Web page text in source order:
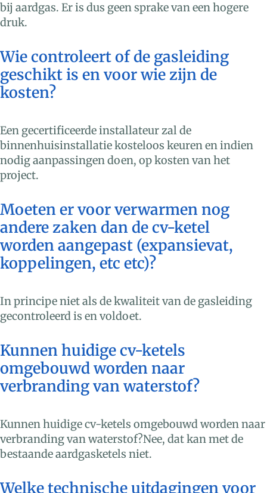
bij aardgas. Er is dus geen sprake van een hogere
druk.
Wie controleert of de gasleiding
geschikt is en voor wie zijn de
kosten?
Een gecertificeerde installateur zal de
binnenhuisinstallatie kosteloos keuren en indien
nodig aanpassingen doen, op kosten van het
project.
Moeten er voor verwarmen nog
andere zaken dan de cv-ketel
worden aangepast (expansievat,
koppelingen, etc etc)?
In principe niet als de kwaliteit van de gasleiding
gecontroleerd is en voldoet.
Kunnen huidige cv-ketels
omgebouwd worden naar
verbranding van waterstof?
Kunnen huidige cv-ketels omgebouwd worden naar
verbranding van waterstof?Nee, dat kan met de
bestaande aardgasketels niet.
Welke technische uitdagingen voor